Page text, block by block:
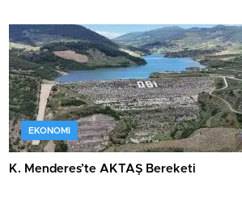
EKONOMI
K. Menderes’te AKTAŞ Bereketi